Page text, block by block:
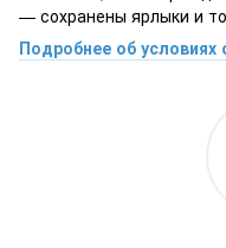
— сохранены ярлыки и
Подробнее об условиях